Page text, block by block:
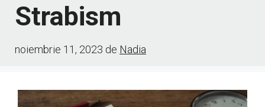
Strabism
noiembrie 11, 2023 de Nadia